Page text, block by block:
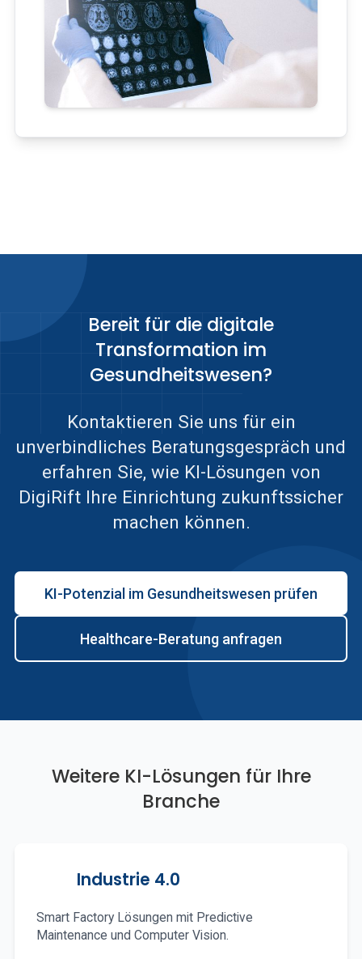
Bereit für die digitale
Transformation im
Gesundheitswesen?
Kontaktieren Sie uns für ein
unverbindliches Beratungsgespräch und
erfahren Sie, wie KI-Lösungen von
DigiRift Ihre Einrichtung zukunftssicher
machen können.
KI-Potenzial im Gesundheitswesen prüfen
Healthcare-Beratung anfragen
Weitere KI-Lösungen für Ihre
Branche
Industrie 4.0
Smart Factory Lösungen mit Predictive
Maintenance und Computer Vision.